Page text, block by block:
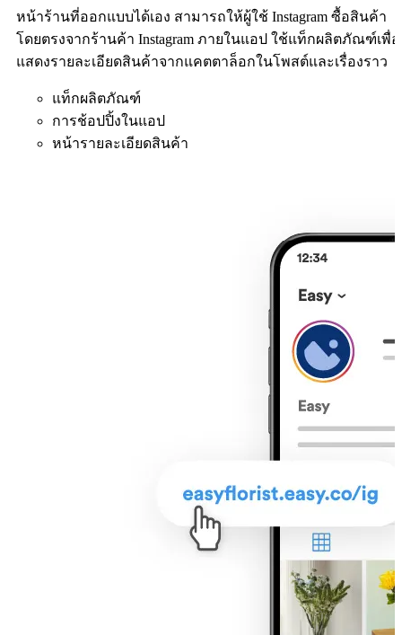
หน้าร้านที่ออกแบบได้เอง สามารถให้ผู้ใช้ Instagram ซื้อสินค้า
โดยตรงจากร้านค้า Instagram ภายในแอป ใช้แท็กผลิตภัณฑ์เพื่อ
แสดงรายละเอียดสินค้าจากแคตตาล็อกในโพสต์และเรื่องราว
แท็กผลิตภัณฑ์
การช้อปปิ้งในแอป
หน้ารายละเอียดสินค้า